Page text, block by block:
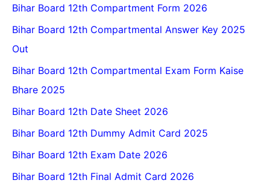
Bihar Board 12th Compartment Form 2026
Bihar Board 12th Compartmental Answer Key 2025
Out
Bihar Board 12th Compartmental Exam Form Kaise
Bhare 2025
Bihar Board 12th Date Sheet 2026
Bihar Board 12th Dummy Admit Card 2025
Bihar Board 12th Exam Date 2026
Bihar Board 12th Final Admit Card 2026